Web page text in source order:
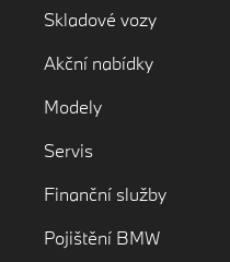
Skladové vozy
Akční nabídky
Modely
Servis
Finanční služby
Pojištění BMW